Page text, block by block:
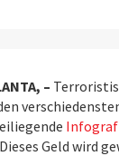
–
Geld wird